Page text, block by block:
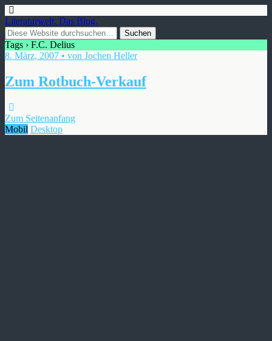
Literaturwelt. Das Blog.
Tags › F.C. Delius
8. März, 2007 • von Jochen Heller
Zum Rotbuch-Verkauf
Zum Seitenanfang
Mobil Desktop